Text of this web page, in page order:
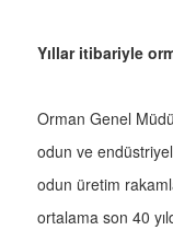
Yıllar itibariyle
Orman Genel
odun ve
odun üretim
ortalama son 40